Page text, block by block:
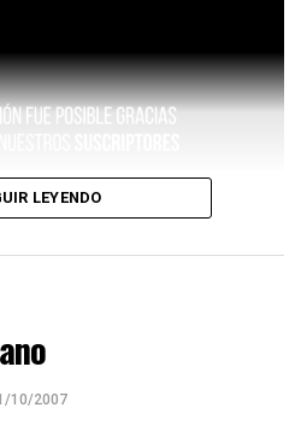
LEYENDO
10/2007